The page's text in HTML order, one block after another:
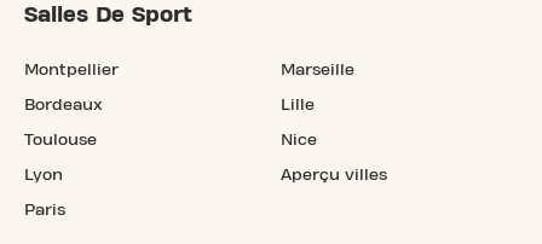
Salles De Sport
Montpellier
Bordeaux
Toulouse
Lyon
Paris
Marseille
Lille
Nice
Aperçu villes